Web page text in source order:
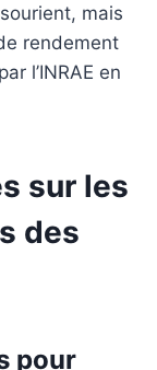
mais
rendement
l’INRAE en
sur les
des
pour